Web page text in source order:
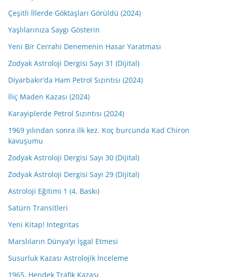
Çeşitli İllerde Göktaşları Görüldü (2024)
Yaşlılarınıza Saygı Gösterin
Yeni Bir Cerrahi Denemenin Hasar Yaratması
Zodyak Astroloji Dergisi Sayı 31 (Dijital)
Diyarbakır’da Ham Petrol Sızıntısı (2024)
İliç Maden Kazası (2024)
Karayiplerde Petrol Sızıntısı (2024)
1969 yılından sonra ilk kez. Koç burcunda Kad Chiron
kavuşumu
Zodyak Astroloji Dergisi Sayı 30 (Dijital)
Zodyak Astroloji Dergisi Sayı 29 (Dijital)
Astroloji Eğitimi 1 (4. Baskı)
Satürn Transitleri
Yeni Kitap! Integritas
Marslıların Dünya’yı İşgal Etmesi
Susurluk Kazası Astrolojik İnceleme
1965, Hendek Trafik Kazası